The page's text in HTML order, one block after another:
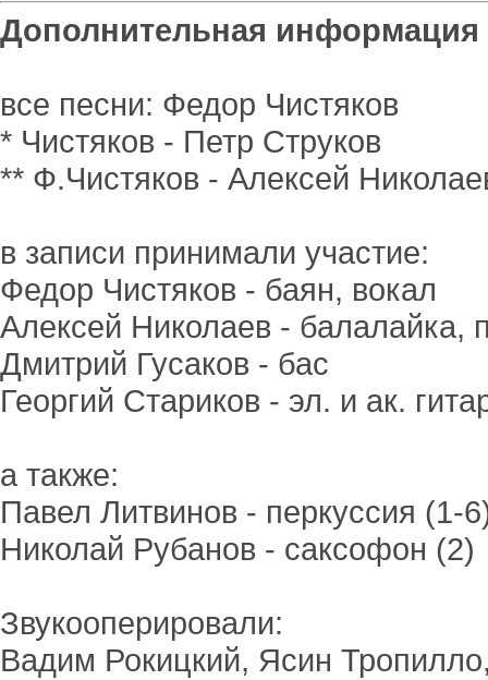
Дополнительная информация
все песни: Федор Чистяков
* Чистяков - Петр Струков
** Ф.Чистяков - Алексей
в записи принимали участие:
Федор Чистяков - баян, вокал
Алексей Николаев - балалайка,
Дмитрий Гусаков - бас
Георгий Стариков - эл. и ак.
а также:
Павел Литвинов - перкуссия (1-
Николай Рубанов - саксофон (2)
Звукооперировали:
Вадим Рокицкий, Ясин